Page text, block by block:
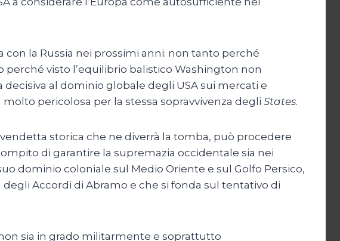
la Russia nei prossimi anni: non tanto perché
visto l’equilibrio balistico Washington non
al dominio globale degli USA sui mercati e
pericolosa per la stessa sopravvivenza degli States.
storica che ne diverrà la tomba, può procedere
di garantire la supremazia occidentale sia nei
dominio coloniale sul Medio Oriente e sul Golfo Persico,
Accordi di Abramo e che si fonda sul tentativo di
sia in grado militarmente e soprattutto